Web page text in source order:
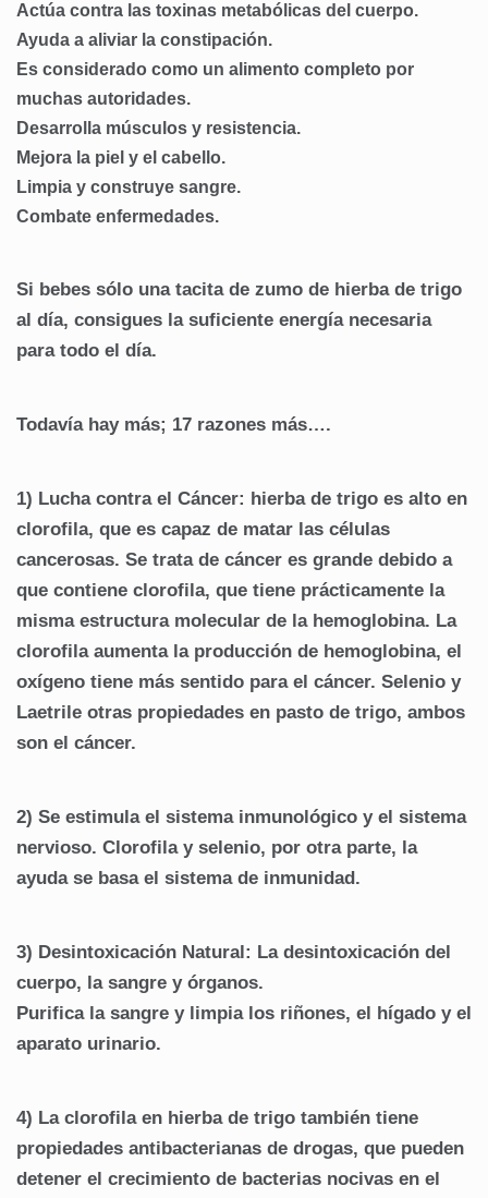
Actúa contra las toxinas metabólicas del cuerpo.
Ayuda a aliviar la constipación.
Es considerado como un alimento completo por
muchas autoridades.
Desarrolla músculos y resistencia.
Mejora la piel y el cabello.
Limpia y construye sangre.
Combate enfermedades.
Si bebes sólo una tacita de zumo de hierba de trigo
al día, consigues la suficiente energía necesaria
para todo el día.
Todavía hay más; 17 razones más….
1) Lucha contra el Cáncer: hierba de trigo es alto en
clorofila, que es capaz de matar las células
cancerosas. Se trata de cáncer es grande debido a
que contiene clorofila, que tiene prácticamente la
misma estructura molecular de la hemoglobina. La
clorofila aumenta la producción de hemoglobina, el
oxígeno tiene más sentido para el cáncer. Selenio y
Laetrile otras propiedades en pasto de trigo, ambos
son el cáncer.
2) Se estimula el sistema inmunológico y el sistema
nervioso. Clorofila y selenio, por otra parte, la
ayuda se basa el sistema de inmunidad.
3) Desintoxicación Natural: La desintoxicación del
cuerpo, la sangre y órganos.
Purifica la sangre y limpia los riñones, el hígado y el
aparato urinario.
4) La clorofila en hierba de trigo también tiene
propiedades antibacterianas de drogas, que pueden
detener el crecimiento de bacterias nocivas en el